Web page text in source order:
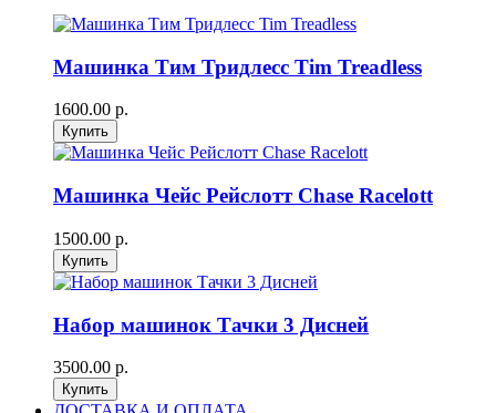
Машинка Тим Тридлесс Tim Treadless
1600.00 р.
Машинка Чейс Рейслотт Chase Racelott
1500.00 р.
Набор машинок Тачки 3 Дисней
3500.00 р.